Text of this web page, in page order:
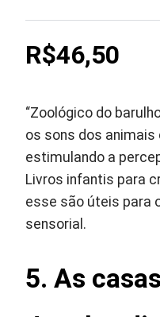
R$46,50
“Zoológico do
os sons dos
estimulando a
Livros infantis para
esse são úteis para
sensorial.
5. As